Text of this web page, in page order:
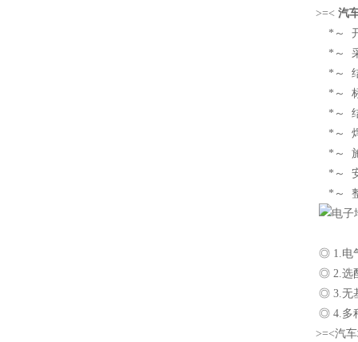
>=< 汽
*～ 开
*～ 采
*～ 结
*～ 标
*～ 结
*～ 焊
*～ 施
*～ 安
*～ 整
◎ 1.电
◎ 2.
◎ 3.无
◎ 4.
>=<汽